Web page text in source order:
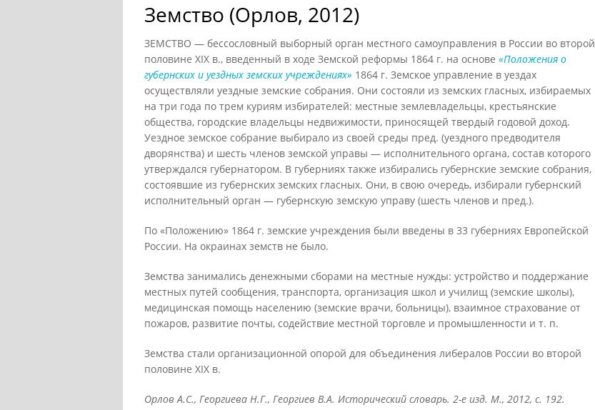
Земство (Орлов, 2012)
ЗЕМСТВО — бессословный выборный орган местного самоуправления в России во второй
половине XIX в., введенный в ходе Земской реформы 1864 г. на основе «Положения о
губернских и уездных земских учреждениях» 1864 г. Земское управление в уездах
осуществляли уездные земские собрания. Они состояли из земских гласных, избираемых
на три года по трем куриям избирателей: местные землевладельцы, крестьянские
общества, городские владельцы недвижимости, приносящей твердый годовой доход.
Уездное земское собрание выбирало из своей среды пред. (уездного предводителя
дворянства) и шесть членов земской управы — исполнительного органа, состав которого
утверждался губернатором. В губерниях также избирались губернские земские собрания,
состоявшие из губернских земских гласных. Они, в свою очередь, избирали губернский
исполнительный орган — губернскую земскую управу (шесть членов и пред.).
По «Положению» 1864 г. земские учреждения были введены в 33 губерниях Европейской
России. На окраинах земств не было.
Земства занимались денежными сборами на местные нужды: устройство и поддержание
местных путей сообщения, транспорта, организация школ и училищ (земские школы),
медицинская помощь населению (земские врачи, больницы), взаимное страхование от
пожаров, развитие почты, содействие местной торговле и промышленности и т. п.
Земства стали организационной опорой для объединения либералов России во второй
половине XIX в.
Орлов А.С., Георгиева Н.Г., Георгиев В.А. Исторический словарь. 2-е изд. М., 2012, с. 192.